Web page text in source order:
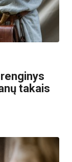
takais